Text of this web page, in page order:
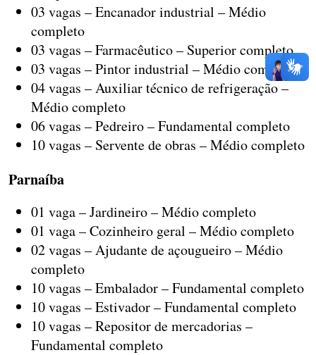
03 vagas – Encanador industrial – Médio
completo
03 vagas – Farmacêutico – Superior completo
03 vagas – Pintor industrial – Médio completo
04 vagas – Auxiliar técnico de refrigeração –
Médio completo
06 vagas – Pedreiro – Fundamental completo
10 vagas – Servente de obras – Médio completo
Parnaíba
01 vaga – Jardineiro – Médio completo
01 vaga – Cozinheiro geral – Médio completo
02 vagas – Ajudante de açougueiro – Médio
completo
10 vagas – Embalador – Fundamental completo
10 vagas – Estivador – Fundamental completo
10 vagas – Repositor de mercadorias –
Fundamental completo